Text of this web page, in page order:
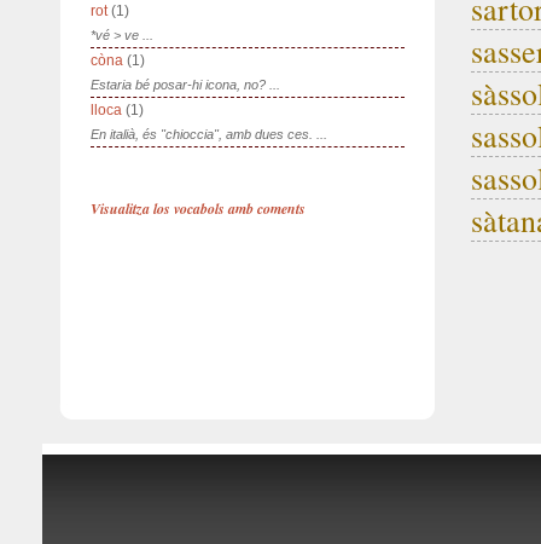
rot(1)
*vé > ve ...
còna (1)
Estaria bé posar-hi icona, no? ...
lloca (1)
En italià, és "chioccia", amb dues ces. ...
Visualitza los vocabols amb coments